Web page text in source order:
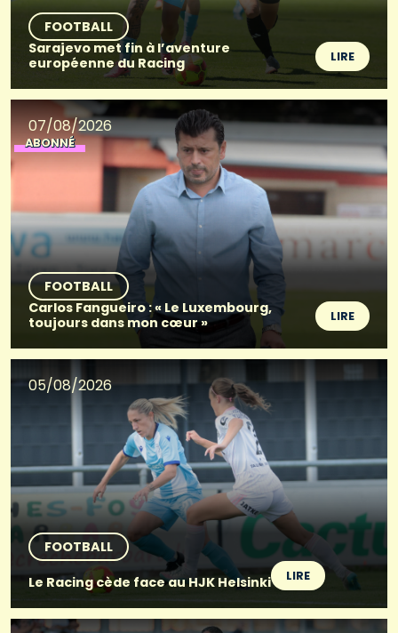
FOOTBALL
Sarajevo met fin à l’aventure
européenne du Racing
LIRE
07/08/2026
ABONNÉ
FOOTBALL
Carlos Fangueiro : « Le Luxembourg,
toujours dans mon cœur »
LIRE
05/08/2026
FOOTBALL
Le Racing cède face au HJK Helsinki
LIRE